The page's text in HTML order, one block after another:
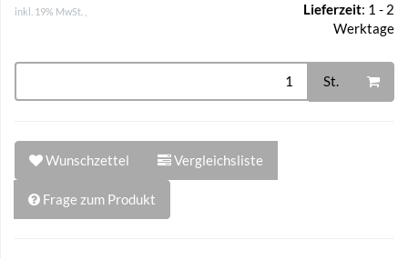
inkl. 19% MwSt. ,
Lieferzeit: 1 - 2
Werktage
St.
Wunschzettel Vergleichsliste
Frage zum Produkt